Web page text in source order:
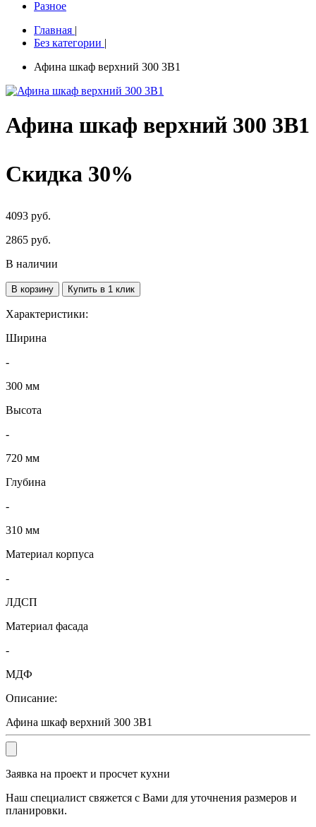
Разное
Главная |
Без категории |
Афина шкаф верхний 300 3В1
Афина шкаф верхний 300 3В1
Скидка 30%
4093 руб.
2865 руб.
В наличии
В корзину Купить в 1 клик
Характеристики:
Ширина
-
300 мм
Высота
-
720 мм
Глубина
-
310 мм
Материал корпуса
-
ЛДСП
Материал фасада
-
МДФ
Описание:
Афина шкаф верхний 300 3В1
Заявка на проект и просчет кухни
Наш специалист свяжется с Вами для уточнения размеров и
планировки.